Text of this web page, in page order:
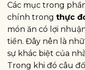
Các mục trong
chính trong thực
món ăn có lợi
tiền. Đây nên là
sự khác biệt của
Trong khi đó câu